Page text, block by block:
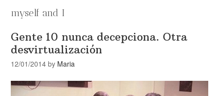
myself and I
Gente 10 nunca decepciona. Otra
desvirtualización
12/01/2014 by Maria